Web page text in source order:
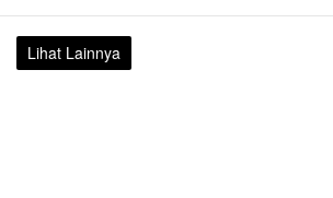
Lihat Lainnya